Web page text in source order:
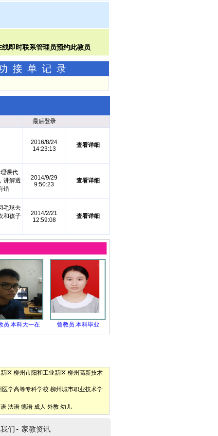
接单记录
最后登录
2016/8/24
14:23:13
查看详细
课代
讲解透
错
2014/9/29
9:50:23
查看详细
毛球去
和孩子
2014/2/21
12:59:08
查看详细
员.本科大一在 曾教员.本科毕业
区 柳州市阳和工业新区 柳州高新技术
医学高等专科学校 柳州城市职业技术学
法语 德语 成人 外教 幼儿
们- 家教资讯